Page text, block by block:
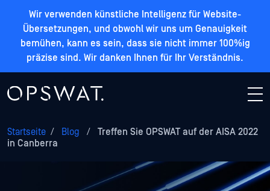
Wir verwenden künstliche Intelligenz für Website-
Übersetzungen, und obwohl wir uns um Genauigkeit
bemühen, kann es sein, dass sie nicht immer 100%ig
präzise sind. Wir danken Ihnen für Ihr Verständnis.
Startseite / Blog /
Treffen Sie OPSWAT auf der AISA 2022
in Canberra